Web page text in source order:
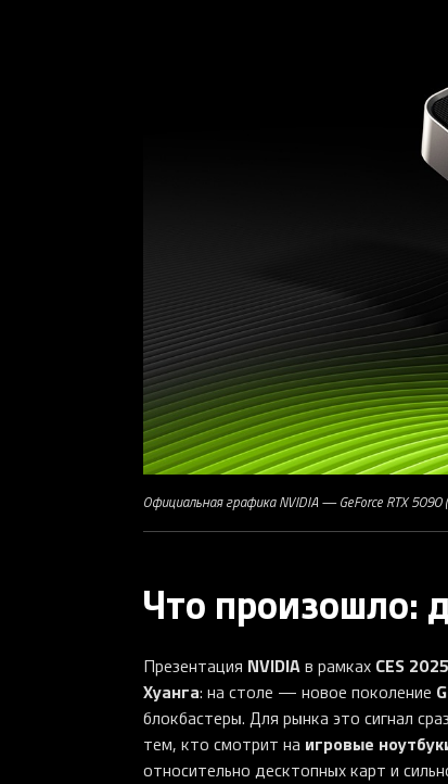
Официальная графика NVIDIA — GeForce RTX
Что произошло:
Презентация NVIDIAв рамках CES 2025
Хуанга: на столе — новое поколение
блокбастеры. Для рынка это сигнал
тем, кто смотрит на игровые
относительно десктопных карт и